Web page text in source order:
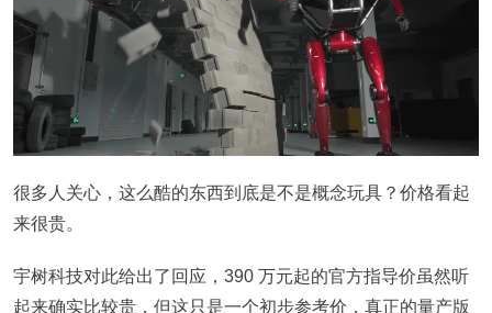
很多人关心，这么酷的东西到底是不是概念玩具？价格看起
来很贵。
宇树科技对此给出了回应，390 万元起的官方指导价虽然听
起来确实比较贵，但这只是一个初步参考价，真正的量产版